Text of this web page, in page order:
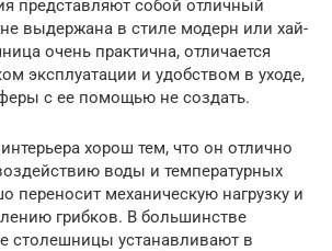
представляют собой отличный
выдержана в стиле модерн или хай-
очень практична, отличается
эксплуатации и удобством в уходе,
с ее помощью не создать.
хорош тем, что он отлично
воды и температурных
переносит механическую нагрузку и
грибков. В большинстве
столешницы устанавливают в